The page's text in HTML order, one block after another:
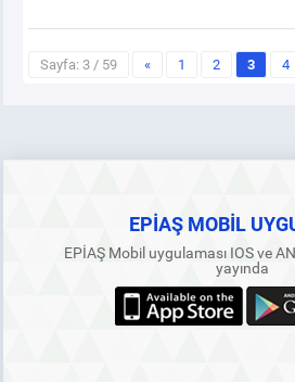
Sayfa: 3 / 59 « 1 2 3 4
EPİAŞ MOBİL
EPİAŞ Mobil uygulaması IOS ve
yayında